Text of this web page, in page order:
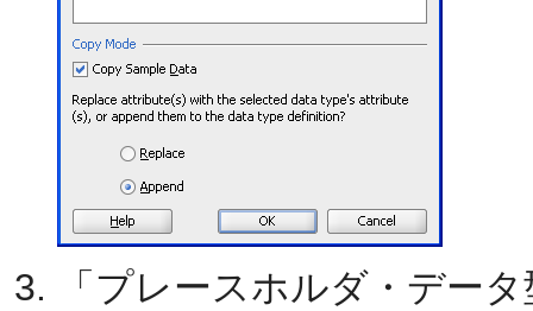
「プレースホルダ・デー